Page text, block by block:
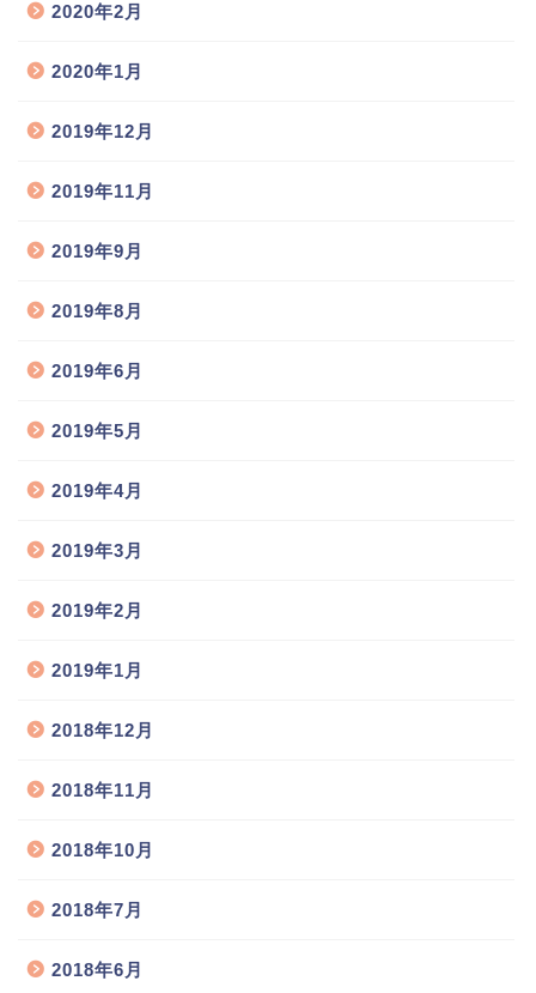
2020年2月
2020年1月
2019年12月
2019年11月
2019年9月
2019年8月
2019年6月
2019年5月
2019年4月
2019年3月
2019年2月
2019年1月
2018年12月
2018年11月
2018年10月
2018年7月
2018年6月